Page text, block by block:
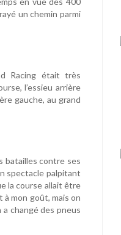
un chemin parmi
Racing était très
l’essieu arrière
gauche, au grand
batailles contre ses
spectacle palpitant
la course allait être
à mon goût, mais on
changé des pneus